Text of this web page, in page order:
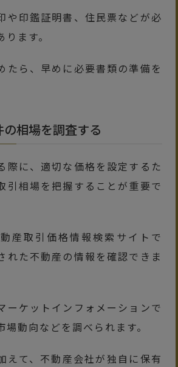
や印鑑証明書、住民票などが必
ます。
たら、早めに必要書類の準備を
相場を調査する
際に、適切な価格を設定するた
引相場を把握することが重要で
産取引価格情報検索サイトで
れた不動産の情報を確認できま
ーケットインフォメーションで
動向などを調べられます。
えて、不動産会社が独自に保有